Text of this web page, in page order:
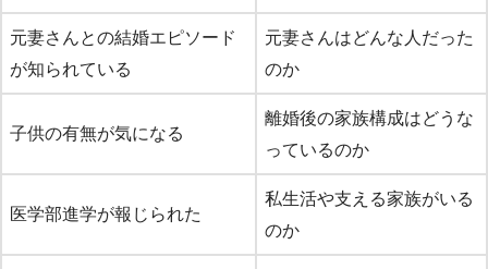
元妻さんとの結婚エピソード
が知られている
元妻さんはどんな人だった
のか
子供の有無が気になる
離婚後の家族構成はどうな
っているのか
医学部進学が報じられた
私生活や支える家族がいる
のか